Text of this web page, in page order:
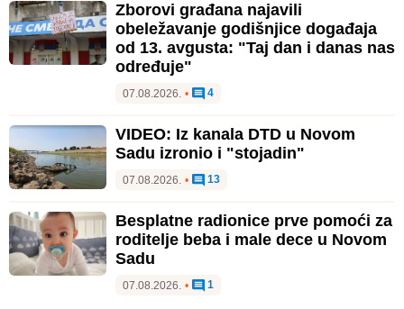
Zborovi građana najavili
obeležavanje godišnjice događaja
od 13. avgusta: "Taj dan i danas nas
određuje"
07.08.2026. • 4
VIDEO: Iz kanala DTD u Novom
Sadu izronio i "stojadin"
07.08.2026. • 13
Besplatne radionice prve pomoći za
roditelje beba i male dece u Novom
Sadu
07.08.2026. • 1